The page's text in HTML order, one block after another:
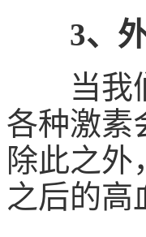
3、外
当我们
各种激素
除此之外
之后的高